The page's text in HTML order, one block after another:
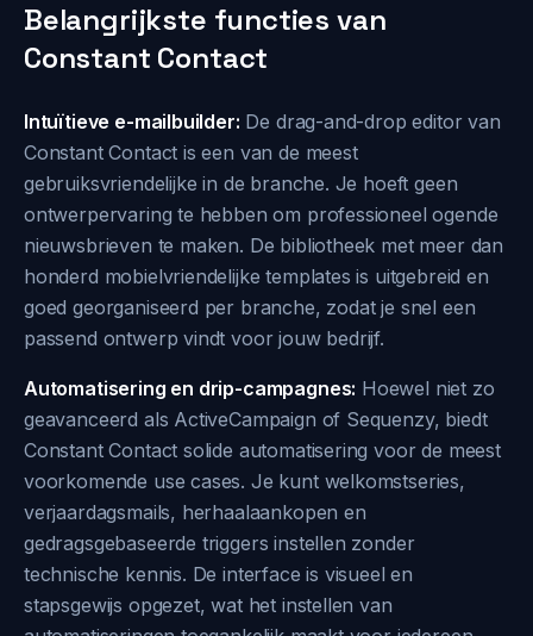
Belangrijkste functies van
Constant Contact
Intuïtieve e-mailbuilder: De drag-and-drop editor van
Constant Contact is een van de meest
gebruiksvriendelijke in de branche. Je hoeft geen
ontwerpervaring te hebben om professioneel ogende
nieuwsbrieven te maken. De bibliotheek met meer dan
honderd mobielvriendelijke templates is uitgebreid en
goed georganiseerd per branche, zodat je snel een
passend ontwerp vindt voor jouw bedrijf.
Automatisering en drip-campagnes: Hoewel niet zo
geavanceerd als ActiveCampaign of Sequenzy, biedt
Constant Contact solide automatisering voor de meest
voorkomende use cases. Je kunt welkomstseries,
verjaardagsmails, herhaalaankopen en
gedragsgebaseerde triggers instellen zonder
technische kennis. De interface is visueel en
stapsgewijs opgezet, wat het instellen van